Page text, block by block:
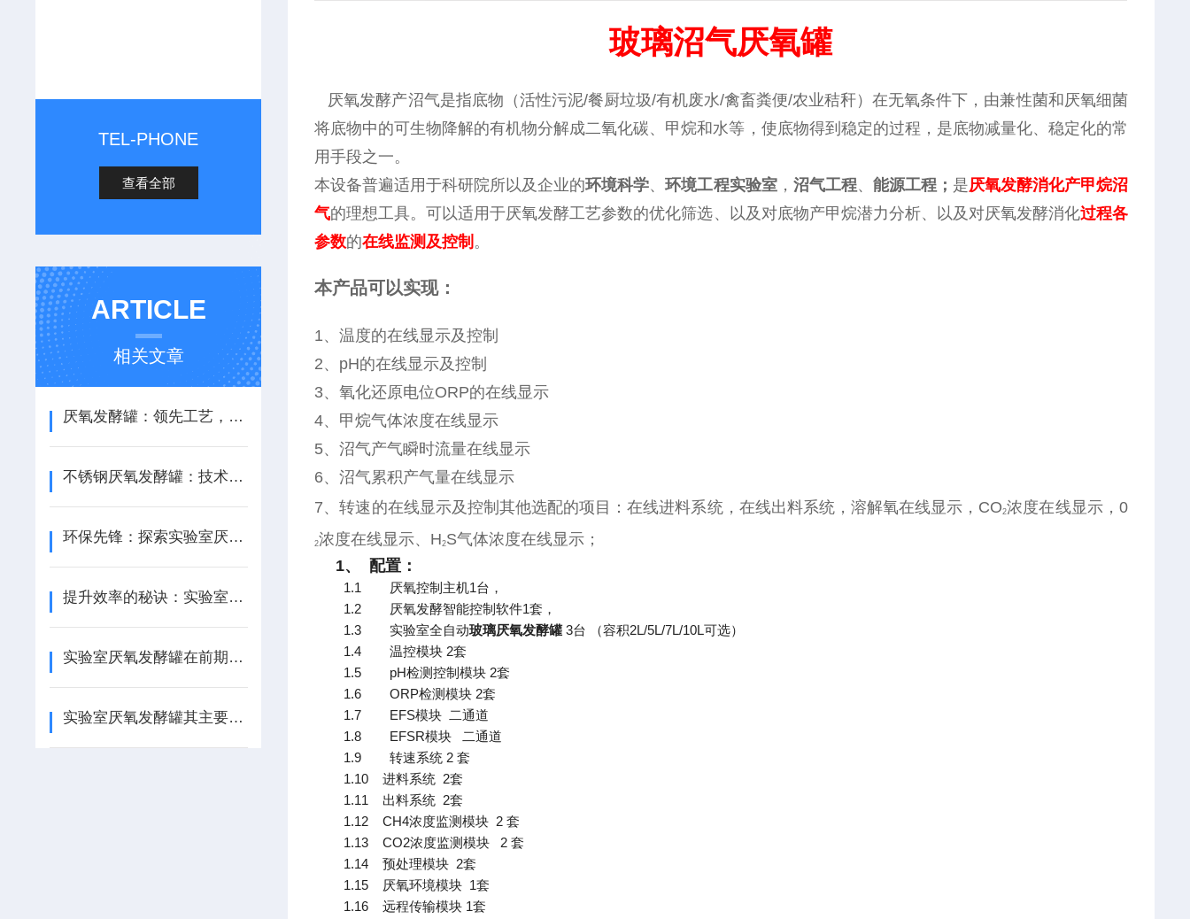
TEL-PHONE
查看全部
ARTICLE
相关文章
厌氧发酵罐：领先工艺，高发酵产能
不锈钢厌氧发酵罐：技术赋能绿色循环发展
环保先锋：探索实验室厌氧发酵罐的多元应用
提升效率的秘诀：实验室厌氧发酵罐维护全攻略！
实验室厌氧发酵罐在前期准备阶段的技巧
实验室厌氧发酵罐其主要的功能及详细说明
玻璃沼气厌氧罐
厌氧发酵产沼气是指底物（活性污泥/餐厨垃圾/有机废水/禽畜粪便/农业秸秆）在无氧条件下，由兼性菌和厌氧细菌
将底物中的可生物降解的有机物分解成二氧化碳、甲烷和水等，使底物得到稳定的过程，是底物减量化、稳定化的常
用手段之一。
本设备普遍适用于科研院所以及企业的环境科学、环境工程实验室， 沼气工程、 能源工程； 是厌氧发酵消化产甲烷沼
气的理想工具。可以适用于厌氧发酵工艺参数的优化筛选、以及对底物产甲烷潜力分析、以及对厌氧发酵消化过程各
参数的在线监测及控制 。
本产品可以实现：
1、温度的在线显示及控制
2、pH的在线显示及控制
3、氧化还原电位ORP的在线显示
4、甲烷气体浓度在线显示
5、沼气产气瞬时流量在线显示
6、沼气累积产气量在线显示
7、转速的在线显示及控制 其他选配的项目：在线进料系统， 在线出料系统， 溶解氧在线显示，CO2浓度在线显示，0
2浓度在线显示、H2S气体浓度在线显示；
1、 配置：
1.1 厌氧控制主机1台，
1.2 厌氧发酵智能控制软件1套，
1.3 实验室全自动玻璃厌氧发酵罐3台 （容积2L/5L/7L/10L可选）
1.4 温控模块 2套
1.5 pH检测控制模块 2套
1.6 ORP检测模块 2套
1.7 EFS模块 二通道
1.8 EFSR模块 二通道
1.9 转速系统 2套
1.10 进料系统 2套
1.11 出料系统 2套
1.12 CH4浓度监测模块 2套
1.13 CO2浓度监测模块 2套
1.14 预处理模块 2套
1.15 厌氧环境模块 1套
1.16 远程传输模块 1套